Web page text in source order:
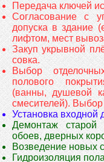
Передача ключей
Согласование с
допуска в здание
лифтом, мест
Закуп укрывной
совка.
Выбор
полового
(ванны, душевой
смесителей).
Установка входной
Демонтаж старой
обоев, дверных
Возведение новых
Гидроизоляция